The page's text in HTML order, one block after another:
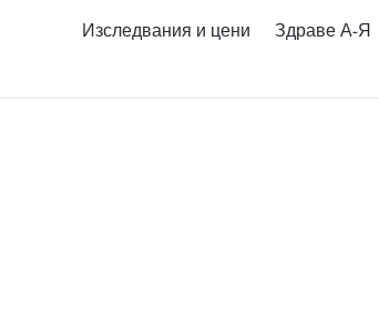
Изследвания и цени Здраве А-Я